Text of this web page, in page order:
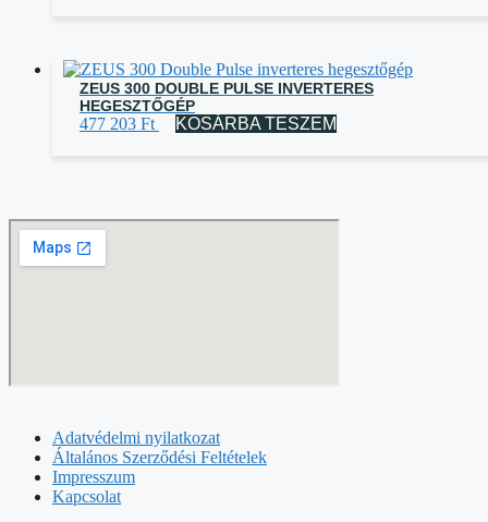
ZEUS 300 DOUBLE PULSE INVERTERES
HEGESZTŐGÉP
477 203 Ft KOSÁRBA TESZEM
Adatvédelmi nyilatkozat
Általános Szerződési Feltételek
Impresszum
Kapcsolat